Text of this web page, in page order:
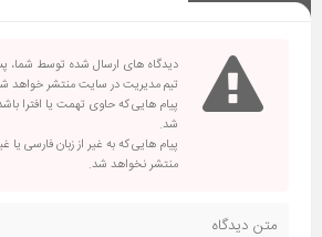
دیدگاه های ارسال شده توسط شما،
تیم مدیریت در سایت منتشر خواهد
پیام هایی که حاوی تهمت یا افترا
شد.
پیام هایی که به غیر از زبان فارسی یا
منتشر نخواهد شد.